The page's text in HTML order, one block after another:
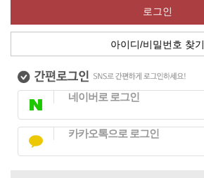
로그인
아이디/비밀번호 찾기
네이버로 로그인
카카오톡으로 로그인